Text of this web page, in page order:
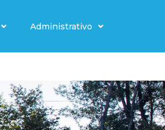
Administrativo